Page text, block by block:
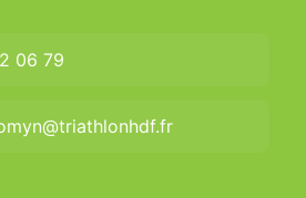
06 79